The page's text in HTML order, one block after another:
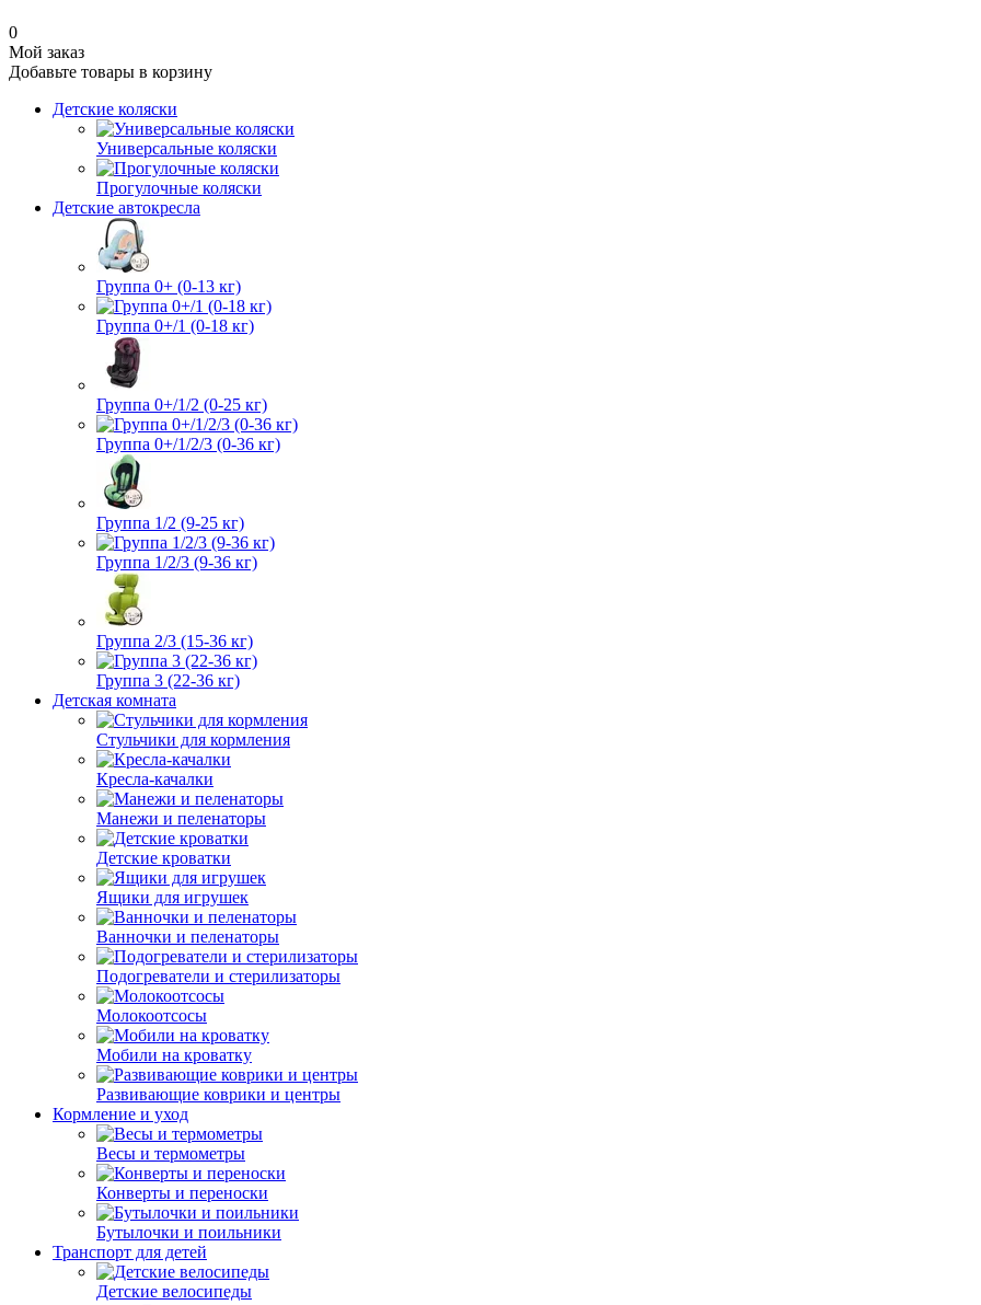
0
Мой заказ
Добавьте товары в корзину
Детские коляски
Универсальные коляски
Прогулочные коляски
Детские автокресла
Группа 0+ (0-13 кг)
Группа 0+/1 (0-18 кг)
Группа 0+/1/2 (0-25 кг)
Группа 0+/1/2/3 (0-36 кг)
Группа 1/2 (9-25 кг)
Группа 1/2/3 (9-36 кг)
Группа 2/3 (15-36 кг)
Группа 3 (22-36 кг)
Детская комната
Стульчики для кормления
Кресла-качалки
Манежи и пеленаторы
Детские кроватки
Ящики для игрушек
Ванночки и пеленаторы
Подогреватели и стерилизаторы
Молокоотсосы
Мобили на кроватку
Развивающие коврики и центры
Кормление и уход
Весы и термометры
Конверты и переноски
Бутылочки и поильники
Транспорт для детей
Детские велосипеды